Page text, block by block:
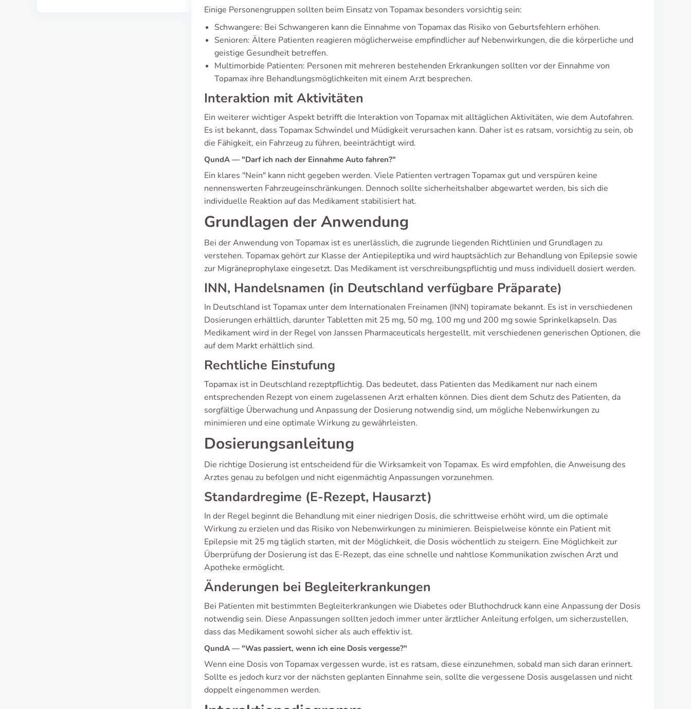
Einige Personengruppen sollten beim Einsatz von Topamax besonders vorsichtig sein:
Schwangere: Bei Schwangeren kann die Einnahme von Topamax das Risiko von Geburtsfehlern erhöhen.
Senioren: Ältere Patienten reagieren möglicherweise empfindlicher auf Nebenwirkungen, die die körperliche und
geistige Gesundheit betreffen.
Multimorbide Patienten: Personen mit mehreren bestehenden Erkrankungen sollten vor der Einnahme von
Topamax ihre Behandlungsmöglichkeiten mit einem Arzt besprechen.
Interaktion mit Aktivitäten
Ein weiterer wichtiger Aspekt betrifft die Interaktion von Topamax mit alltäglichen Aktivitäten, wie dem Autofahren.
Es ist bekannt, dass Topamax Schwindel und Müdigkeit verursachen kann. Daher ist es ratsam, vorsichtig zu sein, ob
die Fähigkeit, ein Fahrzeug zu führen, beeinträchtigt wird.
QundA — "Darf ich nach der Einnahme Auto fahren?"
Ein klares "Nein" kann nicht gegeben werden. Viele Patienten vertragen Topamax gut und verspüren keine
nennenswerten Fahrzeugeinschränkungen. Dennoch sollte sicherheitshalber abgewartet werden, bis sich die
individuelle Reaktion auf das Medikament stabilisiert hat.
Grundlagen der Anwendung
Bei der Anwendung von Topamax ist es unerlässlich, die zugrunde liegenden Richtlinien und Grundlagen zu
verstehen. Topamax gehört zur Klasse der Antiepileptika und wird hauptsächlich zur Behandlung von Epilepsie sowie
zur Migräneprophylaxe eingesetzt. Das Medikament ist verschreibungspflichtig und muss individuell dosiert werden.
INN, Handelsnamen (in Deutschland verfügbare Präparate)
In Deutschland ist Topamax unter dem Internationalen Freinamen (INN) topiramate bekannt. Es ist in verschiedenen
Dosierungen erhältlich, darunter Tabletten mit 25 mg, 50 mg, 100 mg und 200 mg sowie Sprinkelkapseln. Das
Medikament wird in der Regel von Janssen Pharmaceuticals hergestellt, mit verschiedenen generischen Optionen, die
auf dem Markt erhältlich sind.
Rechtliche Einstufung
Topamax ist in Deutschland rezeptpflichtig. Das bedeutet, dass Patienten das Medikament nur nach einem
entsprechenden Rezept von einem zugelassenen Arzt erhalten können. Dies dient dem Schutz des Patienten, da
sorgfältige Überwachung und Anpassung der Dosierung notwendig sind, um mögliche Nebenwirkungen zu
minimieren und eine optimale Wirkung zu gewährleisten.
Dosierungsanleitung
Die richtige Dosierung ist entscheidend für die Wirksamkeit von Topamax. Es wird empfohlen, die Anweisung des
Arztes genau zu befolgen und nicht eigenmächtig Anpassungen vorzunehmen.
Standardregime (E-Rezept, Hausarzt)
In der Regel beginnt die Behandlung mit einer niedrigen Dosis, die schrittweise erhöht wird, um die optimale
Wirkung zu erzielen und das Risiko von Nebenwirkungen zu minimieren. Beispielweise könnte ein Patient mit
Epilepsie mit 25 mg täglich starten, mit der Möglichkeit, die Dosis wöchentlich zu steigern. Eine Möglichkeit zur
Überprüfung der Dosierung ist das E-Rezept, das eine schnelle und nahtlose Kommunikation zwischen Arzt und
Apotheke ermöglicht.
Änderungen bei Begleiterkrankungen
Bei Patienten mit bestimmten Begleiterkrankungen wie Diabetes oder Bluthochdruck kann eine Anpassung der Dosis
notwendig sein. Diese Anpassungen sollten jedoch immer unter ärztlicher Anleitung erfolgen, um sicherzustellen,
dass das Medikament sowohl sicher als auch effektiv ist.
QundA — "Was passiert, wenn ich eine Dosis vergesse?"
Wenn eine Dosis von Topamax vergessen wurde, ist es ratsam, diese einzunehmen, sobald man sich daran erinnert.
Sollte es jedoch kurz vor der nächsten geplanten Einnahme sein, sollte die vergessene Dosis ausgelassen und nicht
doppelt eingenommen werden.